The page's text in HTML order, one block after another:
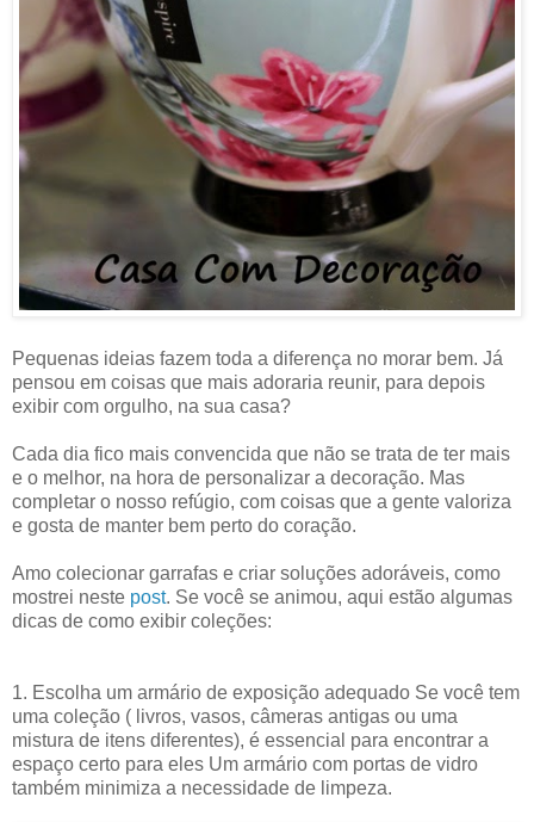
Pequenas ideias fazem toda a diferença no morar bem. Já
pensou em coisas que mais adoraria reunir, para depois
exibir com orgulho, na sua casa?
Cada dia fico mais convencida que não se trata de ter mais
e o melhor, na hora de personalizar a decoração. Mas
completar o nosso refúgio, com coisas que a gente valoriza
e gosta de manter bem perto do coração.
Amo colecionar garrafas e criar soluções adoráveis, como
mostrei neste post. Se você se animou, aqui estão algumas
dicas de como exibir coleções:
1. Escolha um armário de exposição adequado Se você tem
uma coleção ( livros, vasos, câmeras antigas ou uma
mistura de itens diferentes), é essencial para encontrar a
espaço certo para eles Um armário com portas de vidro
também minimiza a necessidade de limpeza.